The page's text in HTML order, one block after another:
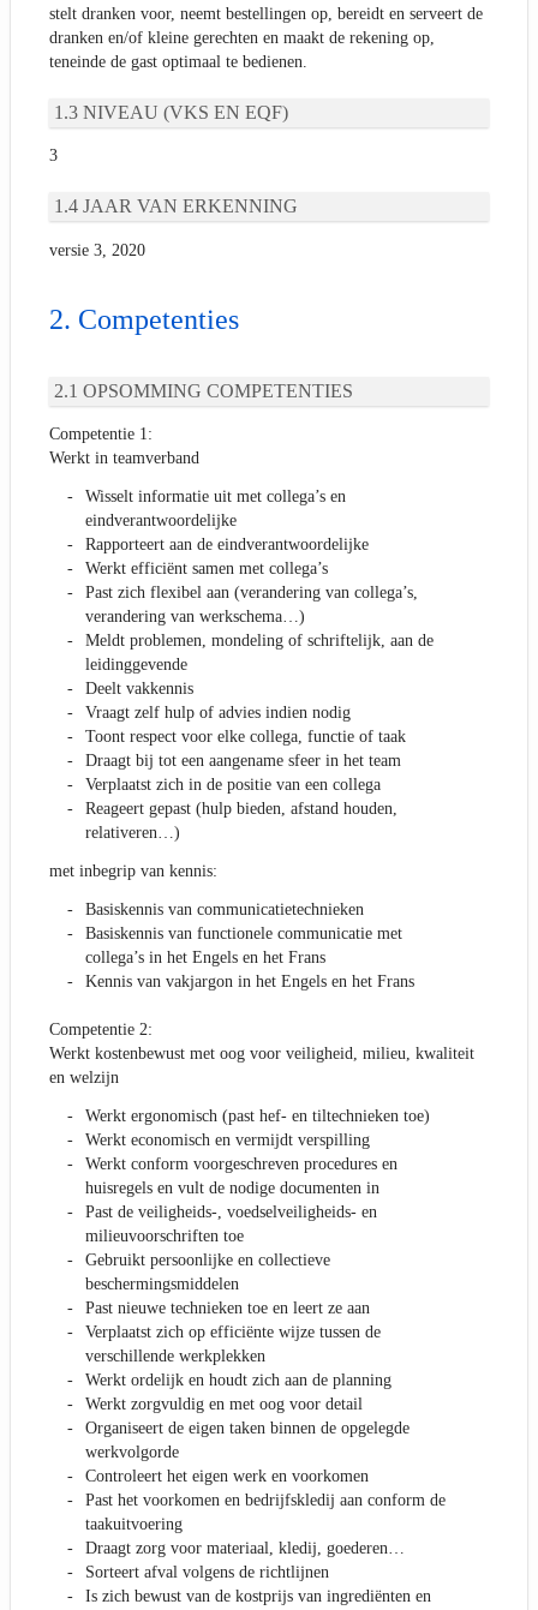
stelt dranken voor, neemt bestellingen op, bereidt en serveert de
dranken en/of kleine gerechten en maakt de rekening op,
teneinde de gast optimaal te bedienen.
NIVEAU (VKS EN EQF)
3
JAAR VAN ERKENNING
versie 3, 2020
Competenties
OPSOMMING COMPETENTIES
Competentie 1:
Werkt in teamverband
Wisselt informatie uit met collega’s en
eindverantwoordelijke
Rapporteert aan de eindverantwoordelijke
Werkt efficiënt samen met collega’s
Past zich flexibel aan (verandering van collega’s,
verandering van werkschema…)
Meldt problemen, mondeling of schriftelijk, aan de
leidinggevende
Deelt vakkennis
Vraagt zelf hulp of advies indien nodig
Toont respect voor elke collega, functie of taak
Draagt bij tot een aangename sfeer in het team
Verplaatst zich in de positie van een collega
Reageert gepast (hulp bieden, afstand houden,
relativeren…)
met inbegrip van kennis:
Basiskennis van communicatietechnieken
Basiskennis van functionele communicatie met
collega’s in het Engels en het Frans
Kennis van vakjargon in het Engels en het Frans
Competentie 2:
Werkt kostenbewust met oog voor veiligheid, milieu, kwaliteit
en welzijn
Werkt ergonomisch (past hef- en tiltechnieken toe)
Werkt economisch en vermijdt verspilling
Werkt conform voorgeschreven procedures en
huisregels en vult de nodige documenten in
Past de veiligheids-, voedselveiligheids- en
milieuvoorschriften toe
Gebruikt persoonlijke en collectieve
beschermingsmiddelen
Past nieuwe technieken toe en leert ze aan
Verplaatst zich op efficiënte wijze tussen de
verschillende werkplekken
Werkt ordelijk en houdt zich aan de planning
Werkt zorgvuldig en met oog voor detail
Organiseert de eigen taken binnen de opgelegde
werkvolgorde
Controleert het eigen werk en voorkomen
Past het voorkomen en bedrijfskledij aan conform de
taakuitvoering
Draagt zorg voor materiaal, kledij, goederen…
Sorteert afval volgens de richtlijnen
Is zich bewust van de kostprijs van ingrediënten en